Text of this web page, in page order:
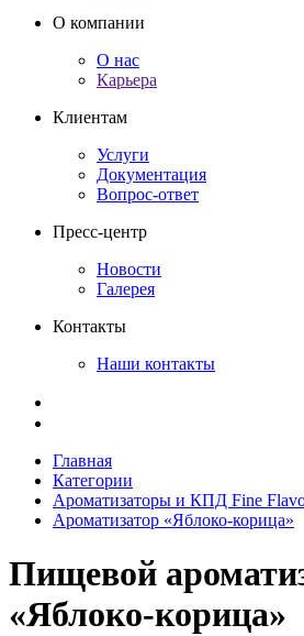
О компании
О нас
Карьера
Клиентам
Услуги
Документация
Вопрос-ответ
Пресс-центр
Новости
Галерея
Контакты
Наши контакты
Главная
Категории
Ароматизаторы и КПД Fine
Ароматизатор «Яблоко-корица»
Пищевой
«Яблоко-корица»